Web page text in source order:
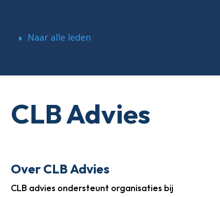
Naar alle leden
CLB Advies
Over CLB Advies
CLB advies ondersteunt organisaties bij